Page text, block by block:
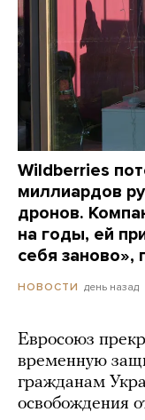
Wildberries
миллиардов
дронов.
на годы, ей
себя заново»,
НОВОСТИ день назад
Евросоюз
временную
гражданам
освобождения